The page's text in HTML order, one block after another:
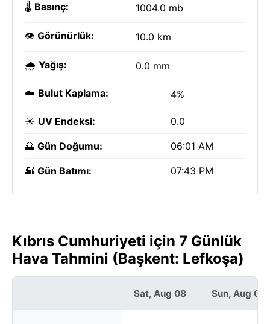
🌡️ Basınç: 1004.0 mb
👁️ Görünürlük: 10.0 km
🌧️ Yağış: 0.0 mm
☁️ Bulut Kaplama: 4%
☀️ UV Endeksi: 0.0
🌅 Gün Doğumu: 06:01 AM
🌇 Gün Batımı: 07:43 PM
Kıbrıs Cumhuriyeti için 7 Günlük
Hava Tahmini (Başkent: Lefkoşa)
Sat, Aug 08 Sun, Aug 09